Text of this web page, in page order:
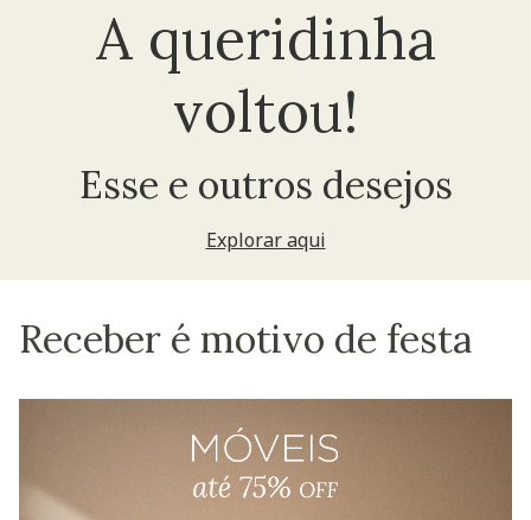
A queridinha
voltou!
Esse e outros desejos
Explorar aqui
Receber é motivo de festa